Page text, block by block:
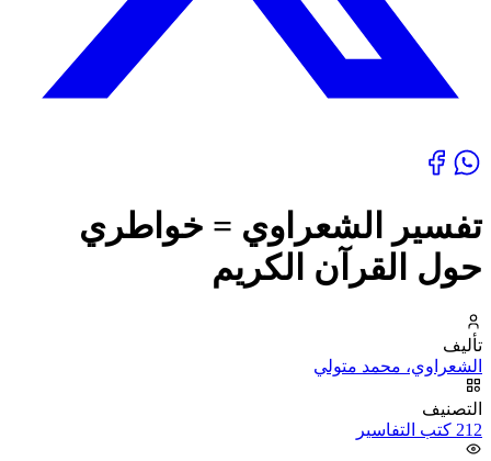
تفسير الشعراوي = خواطري
حول القرآن الكريم
تأليف
الشعراوي، محمد متولي
التصنيف
212 كتب التفاسير